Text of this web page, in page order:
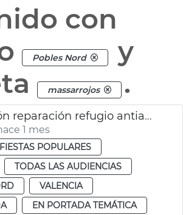
con
Pobles Nord
y
massarrojos .
Adjudicación reparación refugio antiaéreo Massarrojos València
1 mes
POPULARES
TODAS LAS AUDIENCIAS
VALENCIA
EN PORTADA TEMÁTICA